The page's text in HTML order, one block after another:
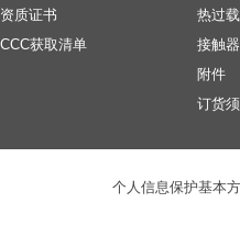
资质证书
CCC获取清单
热过
接触
附件
订货
个人信息保护基本